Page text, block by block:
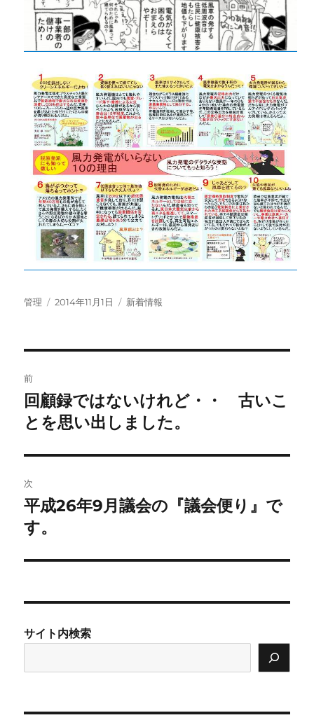
投
管理
投
2014年11月1日
カ
新着情報
稿
ナ
ビ
ゲ
ー
シ
ン
前
前
の
稿:
回顧録ではないけれど・・ 古いこ
とを思い出しました。
次
次
の
稿:
平成26年9月議会の『議会便り』で
す。
サイト内検索